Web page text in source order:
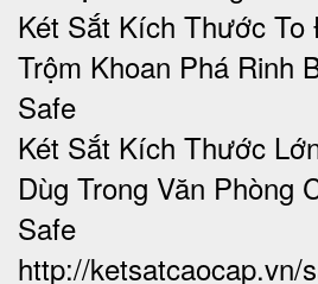
Két Sắt Kích Thước To
Trộm Khoan Phá Rinh
Safe
Két Sắt Kích Thước
Dùg Trong Văn Phòng
Safe
http://ketsatcaocap.vn/